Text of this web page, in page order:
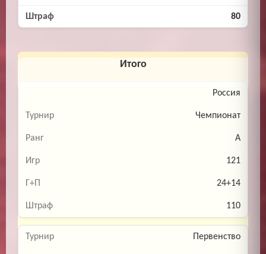
80
Итого
Россия
Чемпионат
A
121
24+14
110
Первенство